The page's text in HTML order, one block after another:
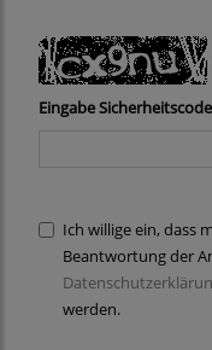
Eingabe
Ich willige ein, dass
Beantwortung der
werden.